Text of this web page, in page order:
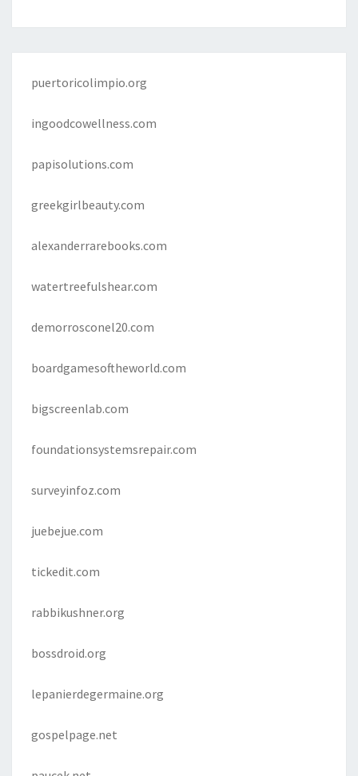
puertoricolimpio.org
ingoodcowellness.com
papisolutions.com
greekgirlbeauty.com
alexanderrarebooks.com
watertreefulshear.com
demorrosconel20.com
boardgamesoftheworld.com
bigscreenlab.com
foundationsystemsrepair.com
surveyinfoz.com
juebejue.com
tickedit.com
rabbikushner.org
bossdroid.org
lepanierdegermaine.org
gospelpage.net